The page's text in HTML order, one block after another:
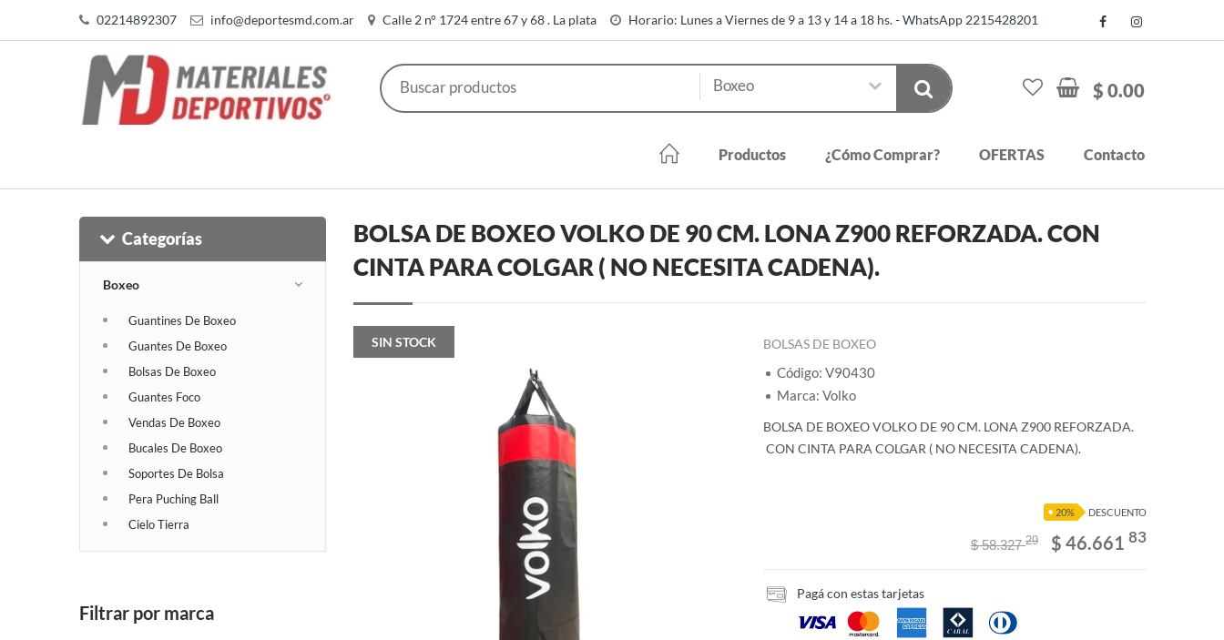
02214892307 info@deportesmd.com.ar Calle 2 n° 1724 entre 67 y 68 . La plata Horario: Lunes a Viernes de 9 a 13 y 14 a 18 hs. - WhatsApp 2215428201
$ 0.00
Productos ¿Cómo Comprar? OFERTAS Contacto
Categorías
Boxeo
Guantines De Boxeo
Guantes De Boxeo
Bolsas De Boxeo
Guantes Foco
Vendas De Boxeo
Bucales De Boxeo
Soportes De Bolsa
Pera Puching Ball
Cielo Tierra
Filtrar por marca
BOLSA DE BOXEO VOLKO DE 90 CM. LONA Z900 REFORZADA. CON
CINTA PARA COLGAR ( NO NECESITA CADENA).
SIN STOCK BOLSAS DE BOXEO
Código: V90430
Marca: Volko
BOLSA DE BOXEO VOLKO DE 90 CM. LONA Z900 REFORZADA.
CON CINTA PARA COLGAR ( NO NECESITA CADENA).
20% DESCUENTO
$ 58.32729 $ 46.661 83
Pagá con estas tarjetas